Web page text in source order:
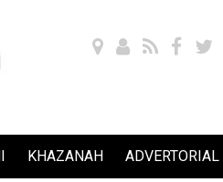
KHAZANAH ADVERTORIAL